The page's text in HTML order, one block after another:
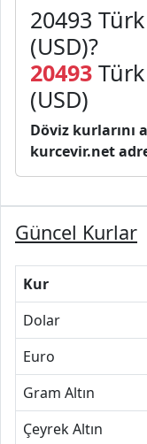
20493
(USD)?
20493 Türk
(USD)
Döviz kurlarını
kurcevir.net
Güncel Kurlar
Kur
Dolar
Euro
Gram Altın
Çeyrek Altın